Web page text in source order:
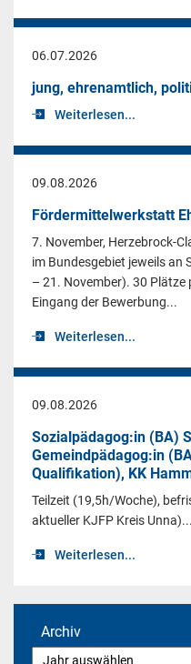
06.07.2026
jung, ehrenamtlich,
Weiterlesen...
09.08.2026
Fördermittelwerkstatt
7. November, Herzebrock-
im Bundesgebiet jeweils an
– 21. November). 30
Eingang der Bewerbung...
Weiterlesen...
09.08.2026
Sozialpädagog:in (BA)
Gemeindpädagog:in
Qualifikation), KK
Teilzeit (19,5h/Woche),
aktueller KJFP Kreis Unna)...
Weiterlesen...
Archiv